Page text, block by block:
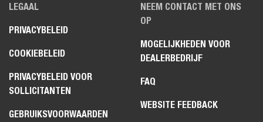
LEGAAL
PRIVACYBELEID
COOKIEBELEID
PRIVACYBELEID VOOR
SOLLICITANTEN
GEBRUIKSVOORWAARDEN
NEEM CONTACT MET ONS
OP
MOGELIJKHEDEN VOOR
DEALERBEDRIJF
FAQ
WEBSITE FEEDBACK